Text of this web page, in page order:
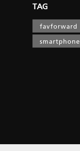
TAG
favforward
smartphone